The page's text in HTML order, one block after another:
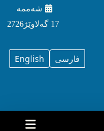
شه‌ممه‌
17 گه‌لاوێژ2726
English فارسی